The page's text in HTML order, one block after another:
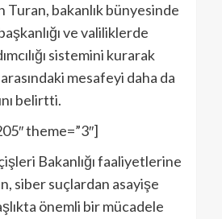
Turan, bakanlık bünyesinde
ve valiliklerde
sistemini kurarak
mesafeyi daha da
belirtti.
theme=”3″]
Bakanlığı faaliyetlerine
siber suçlardan asayişe
önemli bir mücadele